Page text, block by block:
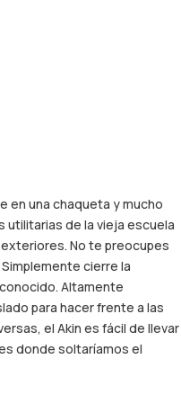
en una chaqueta y mucho
utilitarias de la vieja escuela
No te preocupes
cierre la
Altamente
para hacer frente a las
el Akin es fácil de llevar
donde soltaríamos el